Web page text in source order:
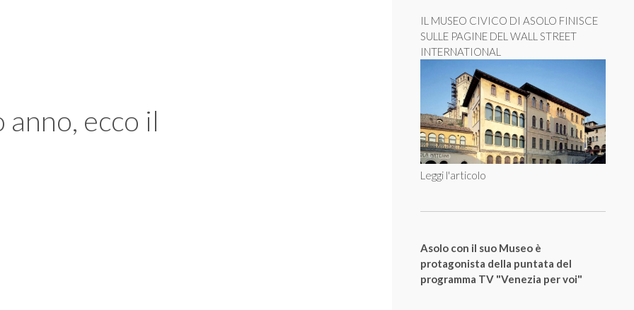
ecco il
IL MUSEO CIVICO DI ASOLO FINISCE
SULLE PAGINE DEL WALL STREET
INTERNATIONAL
Leggi l'articolo
Asolo con il suo Museo è
protagonista della puntata del
programma TV "Venezia per voi"